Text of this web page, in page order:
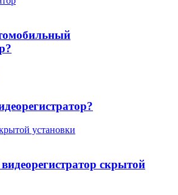
скрытой